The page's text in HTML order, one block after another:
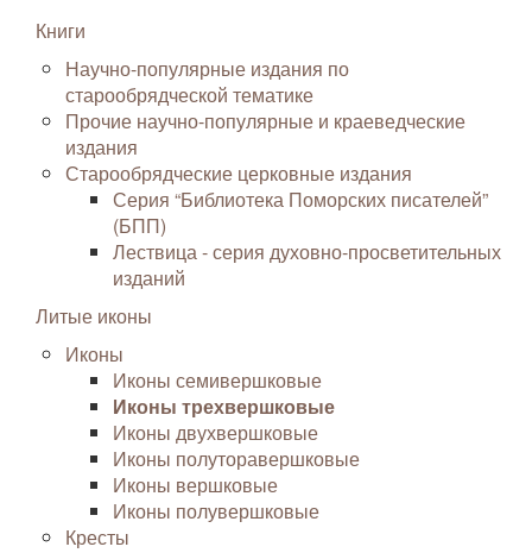
Книги
Научно-популярные издания по
старообрядческой тематике
Прочие научно-популярные и краеведческие
издания
Старообрядческие церковные издания
Серия “Библиотека Поморских писателей”
(БПП)
Лествица - серия духовно-просветительных
изданий
Литые иконы
Иконы
Иконы семивершковые
Иконы трехвершковые
Иконы двухвершковые
Иконы полуторавершковые
Иконы вершковые
Иконы полувершковые
Кресты